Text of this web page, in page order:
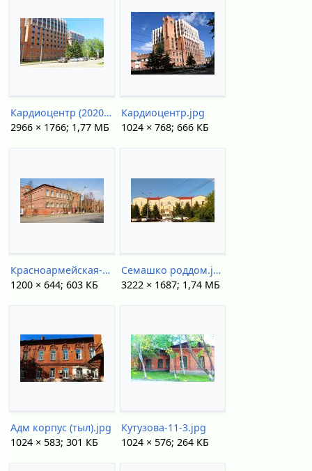
Кардиоцентр (2020).jpg
2966 × 1766; 1,77 МБ
Кардиоцентр.jpg
1024 × 768; 666 КБ
Красноармейская-17---IMG 5521.jpg
1200 × 644; 603 КБ
Семашко роддом.jpg
3222 × 1687; 1,74 МБ
Адм корпус (тыл).jpg
1024 × 583; 301 КБ
Кутузова-11-3.jpg
1024 × 576; 264 КБ